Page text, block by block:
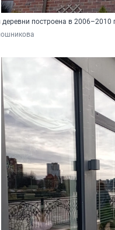
построена в 2006–2010